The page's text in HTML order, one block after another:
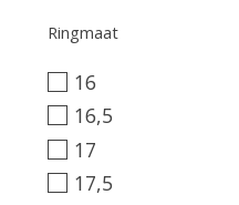
Ringmaat
16
16,5
17
17,5